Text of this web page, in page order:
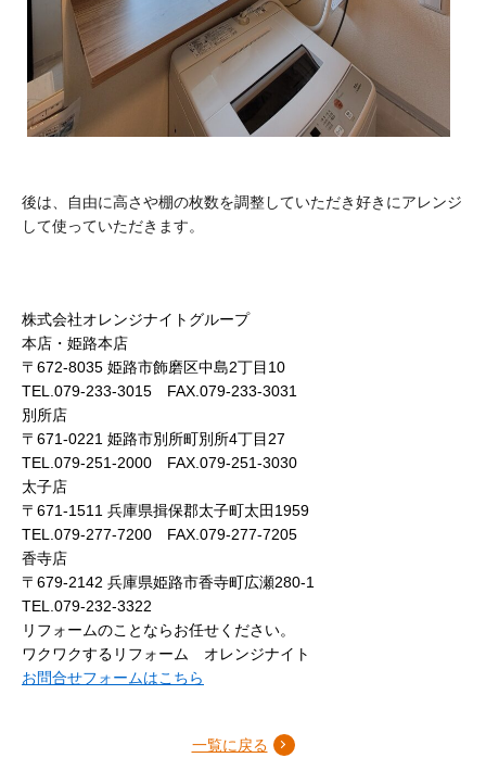
後は、自由に高さや棚の枚数を調整していただき好きにアレンジ
して使っていただきます。
株式会社オレンジナイトグループ
本店・姫路本店
〒672-8035 姫路市飾磨区中島2丁目10
TEL.079-233-3015 FAX.079-233-3031
別所店
〒671-0221 姫路市別所町別所4丁目27
TEL.079-251-2000 FAX.079-251-3030
太子店
〒671-1511 兵庫県揖保郡太子町太田1959
TEL.079-277-7200 FAX.079-277-7205
香寺店
〒679-2142 兵庫県姫路市香寺町広瀬280-1
TEL.079-232-3322
リフォームのことならお任せください。
ワクワクするリフォーム オレンジナイト
お問合せフォームはこちら
一覧に戻る